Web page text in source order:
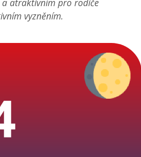
a atraktivním pro rodiče
vyzněním.